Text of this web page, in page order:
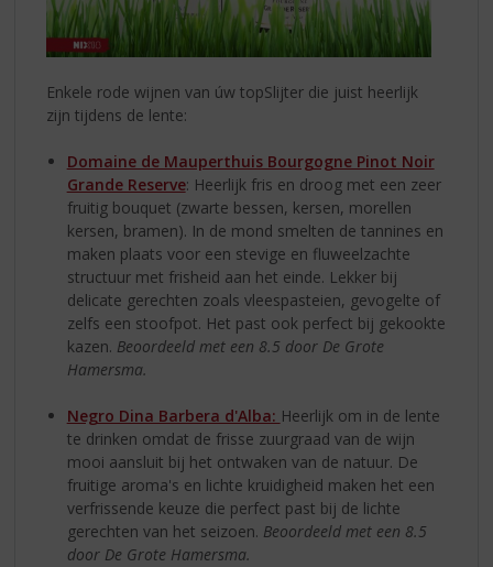
Enkele rode wijnen van úw topSlijter die juist heerlijk
zijn tijdens de lente:
Domaine de Mauperthuis Bourgogne Pinot Noir
Grande Reserve: Heerlijk fris en droog met een zeer
fruitig bouquet (zwarte bessen, kersen, morellen
kersen, bramen). In de mond smelten de tannines en
maken plaats voor een stevige en fluweelzachte
structuur met frisheid aan het einde. Lekker bij
delicate gerechten zoals vleespasteien, gevogelte of
zelfs een stoofpot. Het past ook perfect bij gekookte
kazen. Beoordeeld met een 8.5 door De Grote
Hamersma.
Negro Dina Barbera d'Alba: Heerlijk om in de lente
te drinken omdat de frisse zuurgraad van de wijn
mooi aansluit bij het ontwaken van de natuur. De
fruitige aroma's en lichte kruidigheid maken het een
verfrissende keuze die perfect past bij de lichte
gerechten van het seizoen. Beoordeeld met een 8.5
door De Grote Hamersma.